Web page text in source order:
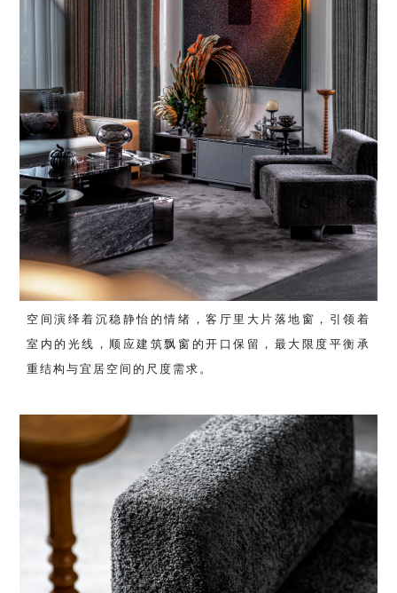
空间演绎着沉稳静怡的情绪，客厅里大片落地窗，引领着
室内的光线，顺应建筑飘窗的开口保留，最大限度平衡承
重结构与宜居空间的尺度需求。